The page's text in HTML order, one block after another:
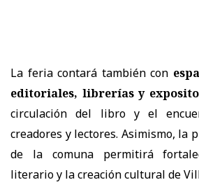
La feria contará también con
editoriales, librerías y
circulación del libro y el
creadores y lectores. Asimismo, la
de la comuna permitirá
literario y la creación cultural de